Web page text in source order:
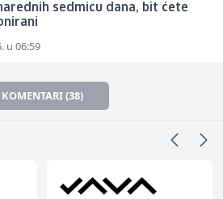
sedmicu dana, bit ćete
u 06:59
KOMENTARI (38)